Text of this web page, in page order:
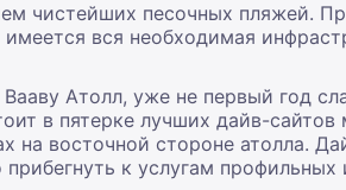
чистейших песочных пляжей.
вся необходимая
Атолл, уже не первый год
в пятерке лучших дайв-
на восточной стороне атолла.
к услугам профильных